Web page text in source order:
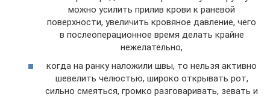
можно усилить прилив крови к раневой
поверхности, увеличить кровяное давление, чего
в послеоперационное время делать крайне
нежелательно,
когда на ранку наложили швы, то нельзя активно
шевелить челюстью, широко открывать рот,
сильно смеяться, громко разговаривать, зевать и